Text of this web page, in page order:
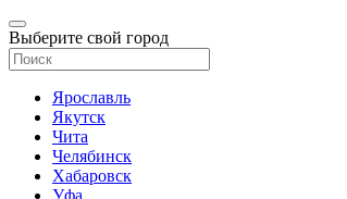
Выберите свой город
Ярославль
Якутск
Чита
Челябинск
Хабаровск
Уфа